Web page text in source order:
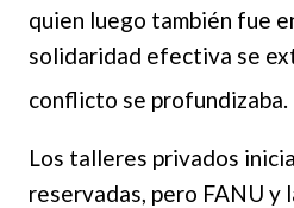
quien luego también fue
solidaridad efectiva se
conflicto se profundizaba.
Los talleres privados
reservadas, pero FANU y